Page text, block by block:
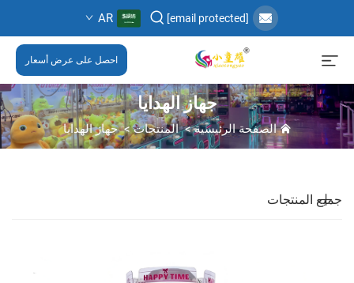
[email protected]
AR
احصل على عرض أسعار
جهاز الهدايا
الصفحة الرئيسية>المنتجات>جهاز الهدايا
جميع المنتجات